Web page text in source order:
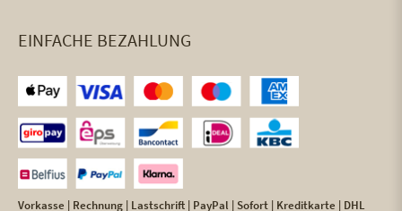
EINFACHE BEZAHLUNG
Vorkasse | Rechnung | Lastschrift | PayPal | Sofort | Kreditkarte | DHL